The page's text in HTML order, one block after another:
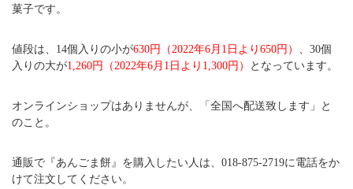
菓子です。
値段は、14個入りの小が630円（2022年6月1日より650円） 、30個
入りの大が1,260円（2022年6月1日より1,300円） となっています。
オンラインショップはありませんが、「全国へ配送致します」と
のこと。
通販で『あんごま餅』を購入したい人は、018-875-2719に電話をか
けて注文してください。